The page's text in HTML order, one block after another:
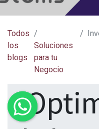
Todos
los
blogs
Soluciones
para tu
Negocio